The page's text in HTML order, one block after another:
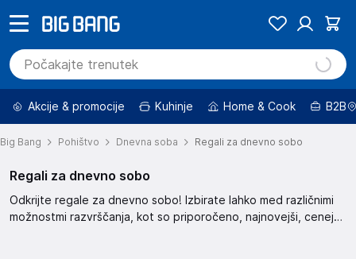
Akcije & promocije Kuhinje Home & Cook B2B
Big Bang Pohištvo Dnevna soba Regali za dnevno sobo
Regali za dnevno sobo
Odkrijte regale za dnevno sobo! Izbirate lahko med različnimi
možnostmi razvrščanja, kot so priporočeno, najnovejši, cenejši